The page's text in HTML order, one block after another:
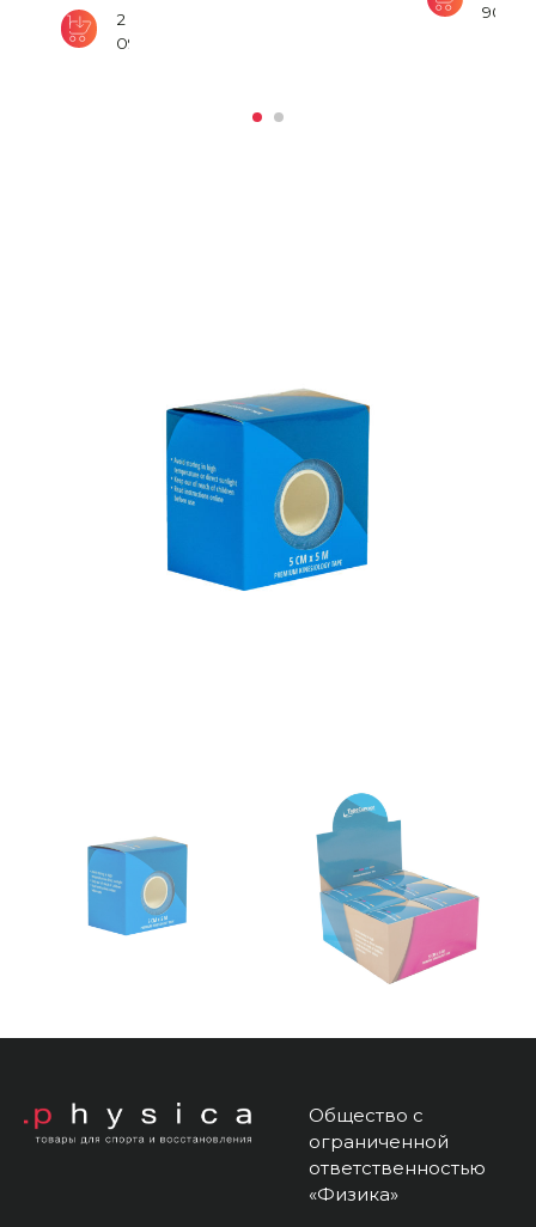
2
090
900
Общество с
ограниченной
ответственностью
«Физика»